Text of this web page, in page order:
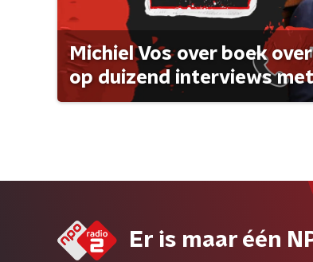
Michiel Vos over boek
op duizend interviews met
Er is maar één